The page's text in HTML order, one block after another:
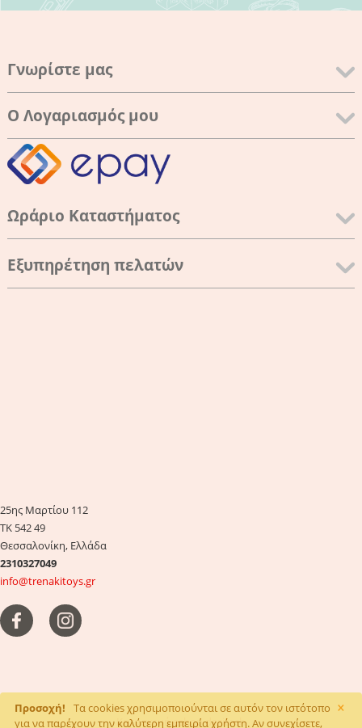
×
Προσοχή!
Τα cookies χρησιμοποιούνται σε αυτόν τον ιστότοπο
για να παρέχουν την καλύτερη εμπειρία χρήστη. Αν συνεχίσετε,
Γνωρίστε μας
Ο Λογαριασμός μου
Ωράριο Καταστήματος
Εξυπηρέτηση πελατών
25ης Μαρτίου 112
ΤΚ 542 49
Θεσσαλονίκη, Ελλάδα
2310327049
info@trenakitoys.gr
Κατασκευή eshopdezitech